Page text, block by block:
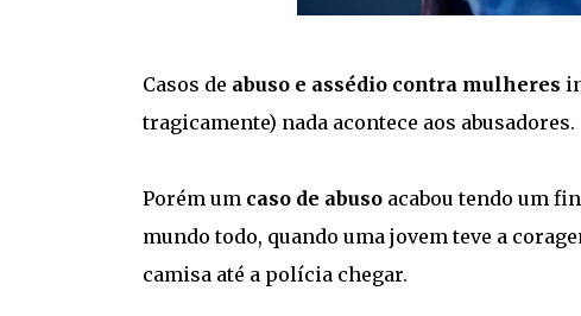
Casos de abuso e assédio contra mulheres
tragicamente) nada acontece aos abusadores.
Porém um caso de abusoacabou tendo um
mundo todo, quando uma jovem teve a
camisa até a polícia chegar.